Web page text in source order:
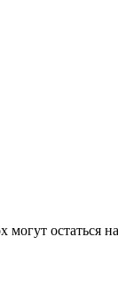
остаться